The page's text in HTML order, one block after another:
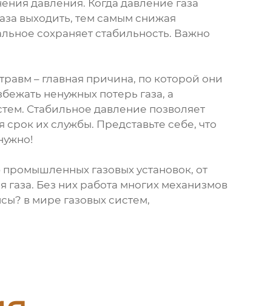
давления. Когда давление газа
выходить, тем самым снижая
сохраняет стабильность. Важно
– главная причина, по которой они
ненужных потерь газа, а
Стабильное давление позволяет
их службы. Представьте себе, что
газовых установок, от
Без них работа многих механизмов
в мире газовых систем,